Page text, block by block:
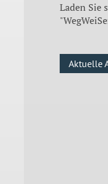
Laden Sie
Aktuelle